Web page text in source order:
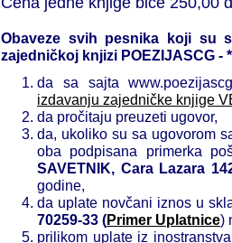
Obaveze svih pesnika koji su
zajedničkoj knjizi POEZIJASCG -
da sa sajta
izdavanju zajedničke knjige
da pročitaju preuzeti ugovor,
da, ukoliko su sa ugovorom
oba podpisana primerka
SAVETNIK, Cara Lazara
godine,
da uplate novčani iznos u
70259-33 (Primer Uplatnice)
prilikom uplate iz